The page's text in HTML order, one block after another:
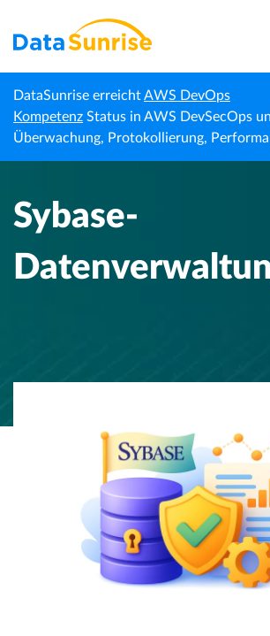
DataSunrise erreichtAWS DevOps
Kompetenz Status in AWS DevSecOps
Überwachung, Protokollierung,
Startseite Wissenszentrum Sybase-
Sybase-